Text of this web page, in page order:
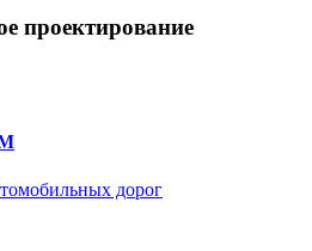
проектирование
дорог